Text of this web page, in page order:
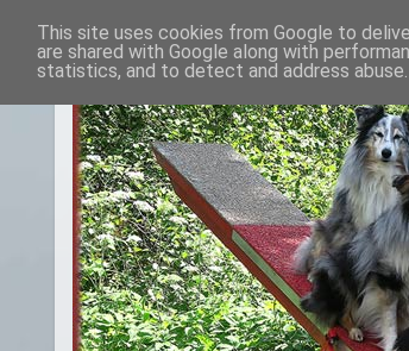
This site uses cookies from Google to
are shared with Google along with
statistics, and to detect and address abuse.